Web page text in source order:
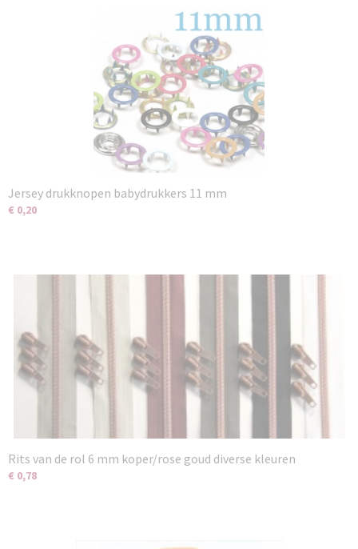
Jersey drukknopen babydrukkers 11 mm
€ 0,20
Rits van de rol 6 mm koper/rose goud diverse kleuren
€ 0,78